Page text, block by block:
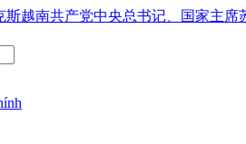
、国家主席苏林将对澳大利亚和新西